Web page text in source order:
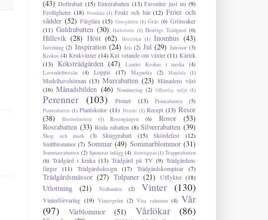
(43) Doftrabatt (15) Entrérabatten (13) Favoriter just nu (9)
Festligheter (18) Formlära (1) Frukt och bär (12) Fröer och
sådder (52) Färglära (15) Grusgården (1) Gräs (6) Grönsaker
(11) Guldrabatten (30) Halloween (1) Hedvigs Trädgård (6)
Hillevik (28) Höst (62) Höstlökar (1) Inomhus (43)
Inredning (2) Inspiration (24) Iris (2) Jul (29) Julrosor (3)
Krokus (4) Krukväxter (14) Kul vetande om växter (11) Kärlek
(13) Köksträdgården (47) Landet Krokus i media
(4)
Lavendelbersån
(4) Loppis (17) Magnolia (2) Mandala (1)
Medelhavshörnan (13) Murrabatten (23) Månadens växt
(16) Månadsbilden (46) Nominering (2) Offentlig miljö (1)
Perenner (103) Pioner (13) Pionrabatten (5)
Plankrabatten (1) Plantskolor (11) Projekt (1) Recept (13) Resor
(38)
Rhododendron (1) Rosengången (6) Rosor
(53)
Rosrabatten (33) Röda rabatten (8) Silverrabatten (39)
Skog och mark (3) Skuggrabatt (15) Skördefest
(12)
Snittblommor (7) Sommar (49) Sommarblommor (31)
Sommarrabatten (2) Sponsrat inlägg (4) Stentrappan(1) Trapprabatten
(6) Trädgård i kruka (13) Trädgård på TV (9) Trädgårdens
färger
(11) Trädgårdsdesign (17) Trädgårdskompisar (7)
Trädgårdsmässor (27) Tulpaner (21) Utflykter (18)
Utlottning (21) Vedlunden (2) Vinter (130)
Vinterförvaring (19) Vintergrönt (2) Vita rabatten (4) Vår
(97)
Vårblommor (51) Vårlökar (86)